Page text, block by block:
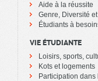
Aide à la réussite
Genre, Diversité
Étudiants à
VIE ÉTUDIANTE
Loisirs, sports,
Kots et logements
Participation dans